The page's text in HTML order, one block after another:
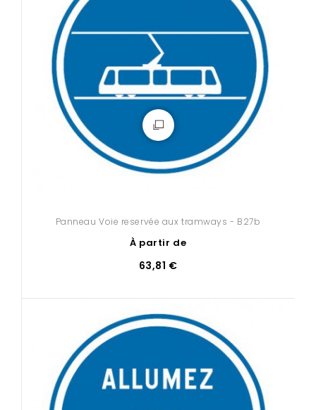
Panneau Voie reservée aux tramways - B27b
À partir de
63,81 €